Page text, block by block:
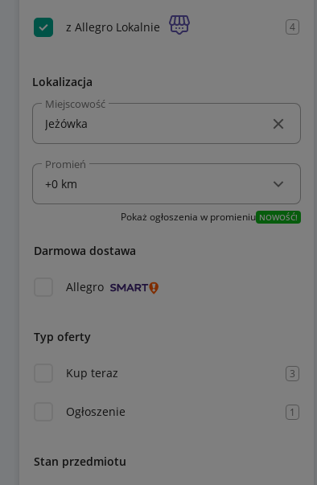
z Allegro Lokalnie 4
Lokalizacja
Miejscowość
Promień
Pokaż ogłoszenia w promieniu NOWOŚĆ!
Darmowa dostawa
Allegro
Typ oferty
Kup teraz 3
Ogłoszenie 1
Stan przedmiotu